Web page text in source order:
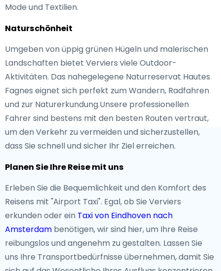
Mode und Textilien.
Naturschönheit
Umgeben von üppig grünen Hügeln und malerischen
Landschaften bietet Verviers viele Outdoor-
Aktivitäten. Das nahegelegene Naturreservat Hautes
Fagnes eignet sich perfekt zum Wandern, Radfahren
und zur Naturerkundung.Unsere professionellen
Fahrer sind bestens mit den besten Routen vertraut,
um den Verkehr zu vermeiden und sicherzustellen,
dass Sie schnell und sicher Ihr Ziel erreichen.
Planen Sie Ihre Reise mit uns
Erleben Sie die Bequemlichkeit und den Komfort des
Reisens mit "Airport Taxi". Egal, ob Sie Verviers
erkunden oder ein Taxi von Eindhoven nach
Amsterdam benötigen, wir sind hier, um Ihre Reise
reibungslos und angenehm zu gestalten. Lassen Sie
uns Ihre Transportbedürfnisse übernehmen, damit Sie